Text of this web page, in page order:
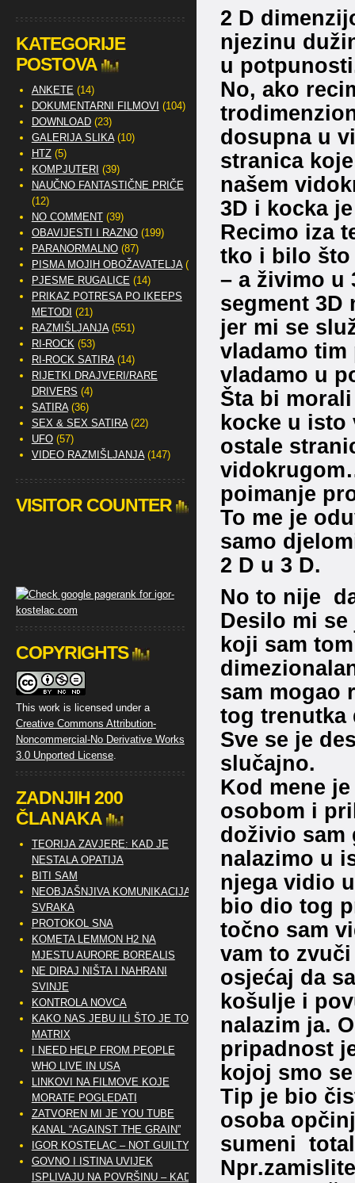
2 D
njezinu
u
No, ako
dosupna u
stranica
našem
3D i kocka
Recimo iza
tko i bilo
– a živimo u
segment 3D
jer mi se
vladamo
vladamo u
Šta bi
kocke u isto
ostale
poimanje
To me je
samo
2 D u 3 D.
No to nije
Desilo mi
koji sam
sam mogao
tog trenutka
Sve se je
slučajno.
Kod mene
osobom i
doživio sam
nalazimo u
njega vidio
bio dio tog
točno sam
vam to
osjećaj da
košulje i
nalazim ja.
pripadnost
kojoj smo
Tip je bio
osoba
sumeni
KATEGORIJE
POSTOVA
ANKETE (14)
DOKUMENTARNI FILMOVI (104)
DOWNLOAD(23)
GALERIJA SLIKA(10)
HTZ(5)
KOMPJUTERI (39)
NAUČNO FANTASTIČNE PRIČE
(12)
NO COMMENT(39)
OBAVIJESTI I RAZNO(199)
PARANORMALNO(87)
PISMA MOJIH OBOŽAVATELJA(2)
PJESME RUGALICE (14)
PRIKAZ POTRESA PO IKEEPS
METODI (21)
RAZMIŠLJANJA(551)
RI-ROCK(53)
RI-ROCK SATIRA(14)
RIJETKI DRAJVERI/RARE
DRIVERS (4)
SATIRA(36)
SEX & SEX SATIRA(22)
UFO(57)
VIDEO RAZMIŠLJANJA(147)
VISITOR COUNTER
COPYRIGHTS
This work is licensed under a
Creative Commons Attribution-
Noncommercial-No Derivative Works
3.0 Unported License.
ZADNJIH 200
ČLANAKA
TEORIJA ZAVJERE: KAD JE
NESTALA OPATIJA
BITI SAM
NEOBJAŠNJIVA KOMUNIKACIJA
SVRAKA
PROTOKOL SNA
KOMETA LEMMON H2 NA
MJESTU AURORE BOREALIS
NE DIRAJ NIŠTA I NAHRANI
SVINJE
KONTROLA NOVCA
KAKO NAS JEBU ILI ŠTO JE TO
MATRIX
I NEED HELP FROM PEOPLE
WHO LIVE IN USA
LINKOVI NA FILMOVE KOJE
MORATE POGLEDATI
ZATVOREN MI JE YOU TUBE
KANAL “AGAINST THE GRAIN”
IGOR KOSTELAC – NOT GUILTY
GOVNO I ISTINA UVIJEK
ISPLIVAJU NA POVRŠINU – KAD